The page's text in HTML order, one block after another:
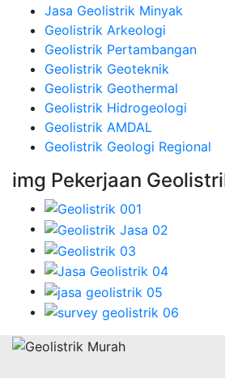
Jasa Geolistrik Minyak
Geolistrik Arkeologi
Geolistrik Pertambangan
Geolistrik Geoteknik
Geolistrik Geothermal
Geolistrik Hidrogeologi
Geolistrik AMDAL
Geolistrik Geologi Regional
img Pekerjaan